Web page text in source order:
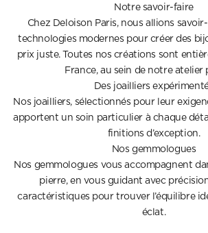
Notre savoir-faire
Chez Deloison Paris, nous allions
technologies modernes pour créer des
prix juste. Toutes nos créations sont
France, au sein de notre atelier
Des joailliers
Nos joailliers, sélectionnés pour leur
apportent un soin particulier à chaque
finitions d’exception.
Nos gemmologues
Nos gemmologues vous accompagnent
pierre, en vous guidant avec
caractéristiques pour trouver l’équilibre
éclat.